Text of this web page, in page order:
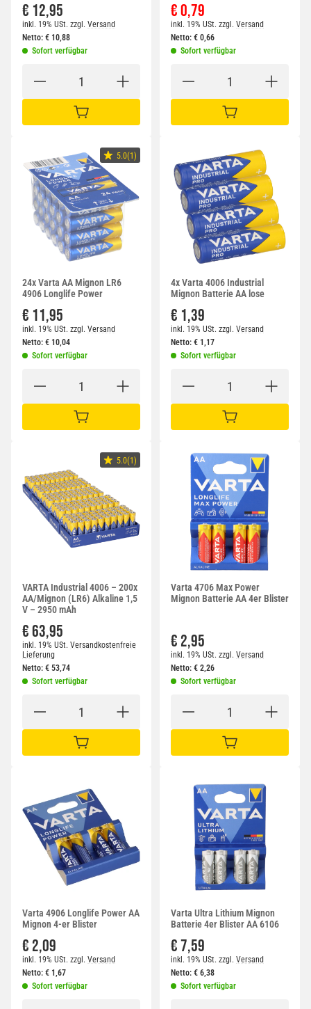
€ 12,95
inkl. 19% USt. zzgl. Versand
Netto: € 10,88
Sofort verfügbar
IN DEN WARENKORB
€ 0,79
inkl. 19% USt. zzgl. Versand
Netto: € 0,66
Sofort verfügbar
IN DEN WARENKORB
5.0(1)
24x Varta AA Mignon LR6
4906 Longlife Power
€ 11,95
inkl. 19% USt. zzgl. Versand
Netto: € 10,04
Sofort verfügbar
IN DEN WARENKORB
4x Varta 4006 Industrial
Mignon Batterie AA lose
€ 1,39
inkl. 19% USt. zzgl. Versand
Netto: € 1,17
Sofort verfügbar
IN DEN WARENKORB
5.0(1)
VARTA Industrial 4006 – 200x
AA/Mignon (LR6) Alkaline 1,5
V – 2950 mAh
€ 63,95
inkl. 19% USt. Versandkostenfreie
Lieferung
Netto: € 53,74
Sofort verfügbar
IN DEN WARENKORB
Varta 4706 Max Power
Mignon Batterie AA 4er Blister
€ 2,95
inkl. 19% USt. zzgl. Versand
Netto: € 2,26
Sofort verfügbar
IN DEN WARENKORB
Varta 4906 Longlife Power AA
Mignon 4-er Blister
€ 2,09
inkl. 19% USt. zzgl. Versand
Netto: € 1,67
Sofort verfügbar
Varta Ultra Lithium Mignon
Batterie 4er Blister AA 6106
€ 7,59
inkl. 19% USt. zzgl. Versand
Netto: € 6,38
Sofort verfügbar